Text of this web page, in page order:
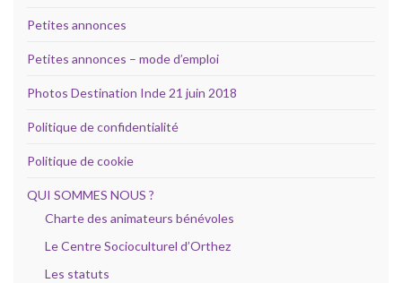
Petites annonces
Petites annonces – mode d’emploi
Photos Destination Inde 21 juin 2018
Politique de confidentialité
Politique de cookie
QUI SOMMES NOUS ?
Charte des animateurs bénévoles
Le Centre Socioculturel d’Orthez
Les statuts